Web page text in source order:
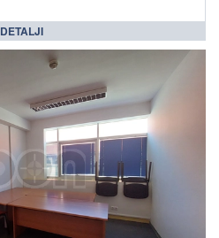
DETALJI